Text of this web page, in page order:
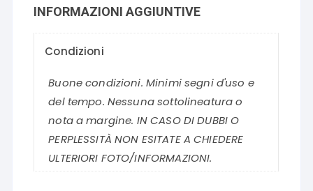
INFORMAZIONI AGGIUNTIVE
Condizioni
Buone condizioni. Minimi segni d'uso e
del tempo. Nessuna sottolineatura o
nota a margine. IN CASO DI DUBBI O
PERPLESSITÀ NON ESITATE A CHIEDERE
ULTERIORI FOTO/INFORMAZIONI.